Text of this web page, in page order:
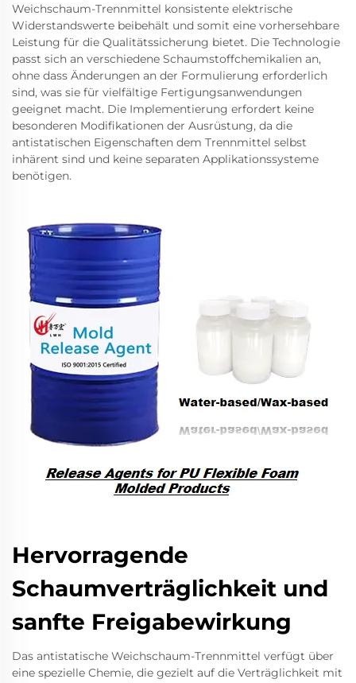
Weichschaum-Trennmittel konsistente elektrische
Widerstandswerte beibehält und somit eine vorhersehbare
Leistung für die Qualitätssicherung bietet. Die Technologie
passt sich an verschiedene Schaumstoffchemikalien an,
ohne dass Änderungen an der Formulierung erforderlich
sind, was sie für vielfältige Fertigungsanwendungen
geeignet macht. Die Implementierung erfordert keine
besonderen Modifikationen der Ausrüstung, da die
antistatischen Eigenschaften dem Trennmittel selbst
inhärent sind und keine separaten Applikationssysteme
benötigen.
Hervorragende
Schaumverträglichkeit und
sanfte Freigabewirkung
Das antistatische Weichschaum-Trennmittel verfügt über
eine spezielle Chemie, die gezielt auf die Verträglichkeit mit